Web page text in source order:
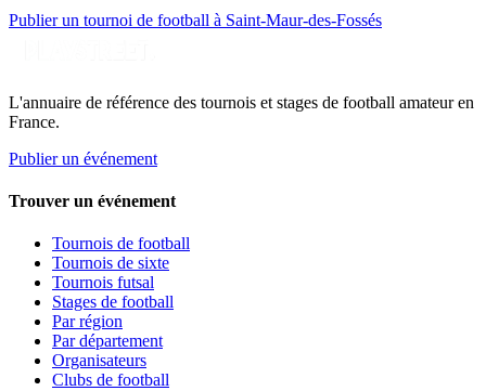
Publier un tournoi de football à Saint-Maur-des-Fossés
L'annuaire de référence des tournois et stages de football amateur en
France.
Publier un événement
Trouver un événement
Tournois de football
Tournois de sixte
Tournois futsal
Stages de football
Par région
Par département
Organisateurs
Clubs de football